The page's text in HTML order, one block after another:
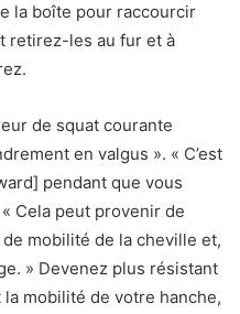
la boîte pour raccourcir
retirez-les au fur et à
de squat courante
en valgus ». « C’est
pendant que vous
Cela peut provenir de
mobilité de la cheville et,
» Devenez plus résistant
mobilité de votre hanche,